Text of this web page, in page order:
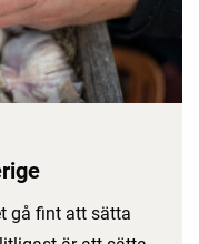
gå fint att sätta